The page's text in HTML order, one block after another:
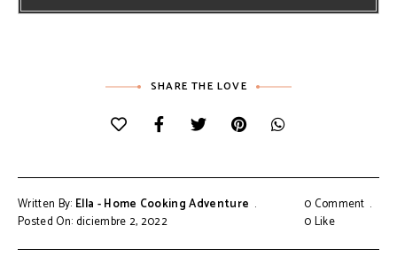
SHARE THE LOVE
Written By: Ella - Home Cooking Adventure
Posted On: diciembre 2, 2022
0 Comment
0Like